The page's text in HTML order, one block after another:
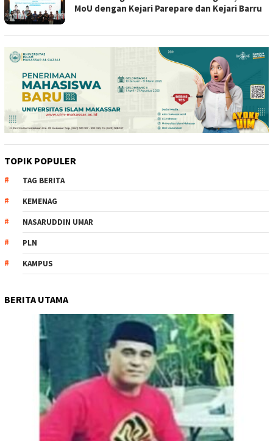
MoU dengan Kejari Parepare dan Kejari Barru
TOPIK POPULER
TAG BERITA
KEMENAG
NASARUDDIN UMAR
PLN
KAMPUS
BERITA UTAMA